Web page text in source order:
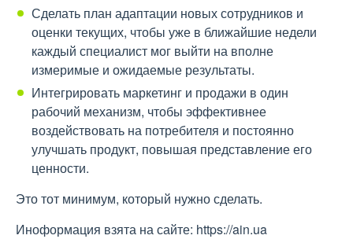
Сделать план адаптации новых сотрудников и
оценки текущих, чтобы уже в ближайшие недели
каждый специалист мог выйти на вполне
измеримые и ожидаемые результаты.
Интегрировать маркетинг и продажи в один
рабочий механизм, чтобы эффективнее
воздействовать на потребителя и постоянно
улучшать продукт, повышая представление его
ценности.
Это тот минимум, который нужно сделать.
Иноформация взята на сайте: https://ain.ua